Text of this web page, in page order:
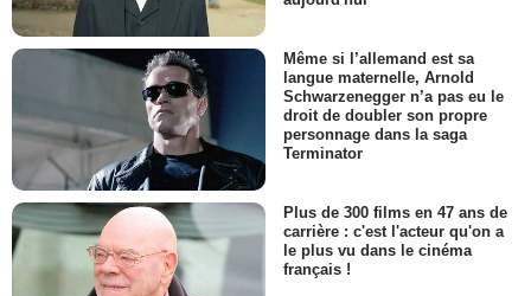
Même si l’allemand est sa
langue maternelle, Arnold
Schwarzenegger n’a pas eu le
droit de doubler son propre
personnage dans la saga
Terminator
Plus de 300 films en 47 ans de
carrière : c'est l'acteur qu'on a
le plus vu dans le cinéma
français !